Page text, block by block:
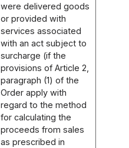
were delivered goods
or provided with
services associated
with an act subject to
surcharge (if the
provisions of Article 2,
paragraph (1) of the
Order apply with
regard to the method
for calculating the
proceeds from sales
as prescribed in